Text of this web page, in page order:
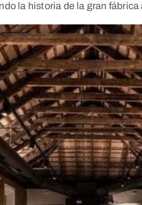
la historia de la gran